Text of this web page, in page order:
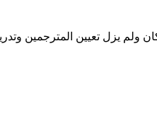
ولم يزل تعيين المترجمين